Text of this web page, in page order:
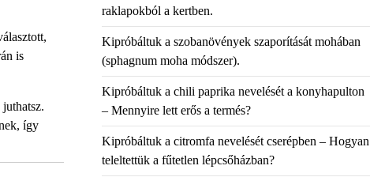
is
így
raklapokból a kertben.
Kipróbáltuk a szobanövények szaporítását mohában
(sphagnum moha módszer).
Kipróbáltuk a chili paprika nevelését a konyhapulton
– Mennyire lett erős a termés?
Kipróbáltuk a citromfa nevelését cserépben – Hogyan
teleltettük a fűtetlen lépcsőházban?